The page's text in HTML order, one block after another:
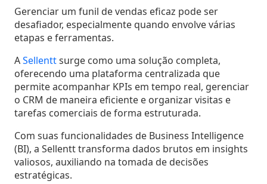
Gerenciar um funil de vendas eficaz pode ser
desafiador, especialmente quando envolve várias
etapas e ferramentas.
ASellenttsurge como uma solução completa,
oferecendo uma plataforma centralizada que
permite acompanhar KPIs em tempo real, gerenciar
o CRM de maneira eficiente e organizar visitas e
tarefas comerciais de forma estruturada.
Com suas funcionalidades de Business Intelligence
(BI), a Sellentt transforma dados brutos em insights
valiosos, auxiliando na tomada de decisões
estratégicas.